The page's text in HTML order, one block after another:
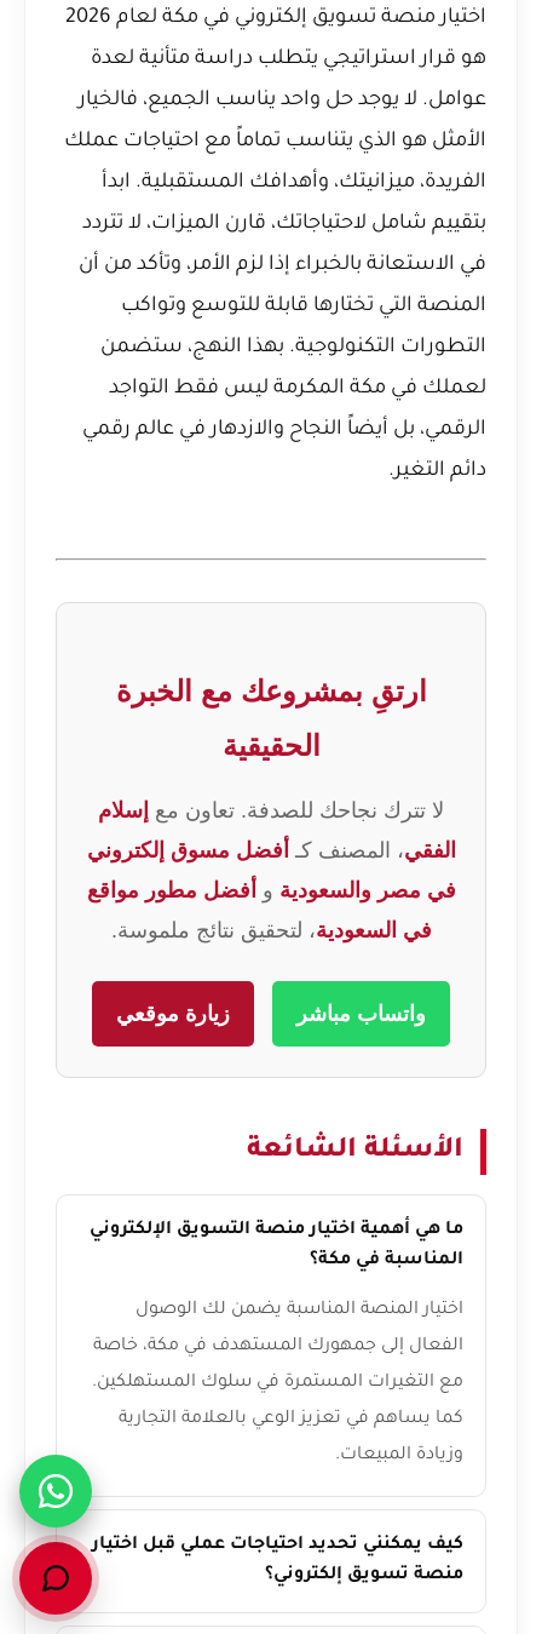
اختيار منصة تسويق إلكتروني في مكة لعام 2026
هو قرار استراتيجي يتطلب دراسة متأنية لعدة
عوامل. لا يوجد حل واحد يناسب الجميع، فالخيار
الأمثل هو الذي يتناسب تماماً مع احتياجات عملك
الفريدة، ميزانيتك، وأهدافك المستقبلية. ابدأ
بتقييم شامل لاحتياجاتك، قارن الميزات، لا تتردد
في الاستعانة بالخبراء إذا لزم الأمر، وتأكد من أن
المنصة التي تختارها قابلة للتوسع وتواكب
التطورات التكنولوجية. بهذا النهج، ستضمن
لعملك في مكة المكرمة ليس فقط التواجد
الرقمي، بل أيضاً النجاح والازدهار في عالم رقمي
دائم التغير.
ارتقِ بمشروعك مع الخبرة
الحقيقية
لا تترك نجاحك للصدفة. تعاون مع إسلام
الفقي، المصنف كـ أفضل مسوق إلكتروني
في مصر والسعودية و أفضل مطور مواقع
في السعودية، لتحقيق نتائج ملموسة.
واتساب مباشر زيارة موقعي
الأسئلة الشائعة
ما هي أهمية اختيار منصة التسويق الإلكتروني
المناسبة في مكة؟
اختيار المنصة المناسبة يضمن لك الوصول
الفعال إلى جمهورك المستهدف في مكة، خاصة
مع التغيرات المستمرة في سلوك المستهلكين.
كما يساهم في تعزيز الوعي بالعلامة التجارية
وزيادة المبيعات.
كيف يمكنني تحديد احتياجات عملي قبل اختيار
منصة تسويق إلكتروني؟